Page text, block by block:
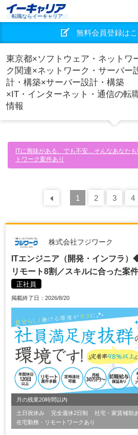
転職ならイーキャリア
無料会員登録は
東京都×ソフトウェア・ネットワ
ク関連×ネットワーク・サーバー
計・構築×サーバー設計・構築
×IT・インターネット・通信の転
情報
ITに興味がある、でも不安…そんなあなた
トワーク案件あり
前の 30
1 2 3 4
株式会社フジワーク
ITエンジニア（開発・インフラ
リモート8割／スキルに合った案
正社員
掲載終了日：2026/8/20
月の残業20時間以内
土日祝休み 完全週休2日制 社宅・家賃補助
在宅勤務・リモートワークあり